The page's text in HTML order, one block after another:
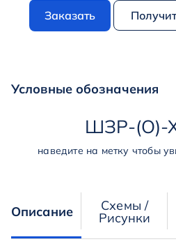
Заказать
Условные обозначения
ШЗР-(О)-
наведите на метку чтобы
Описание Схемы /
Рисунки